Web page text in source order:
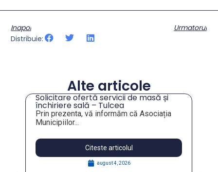
Inapoi
Urmatorul
Distribuie:
Alte articole
Solicitare ofertă servicii de masă și
închiriere sală – Tulcea
Prin prezenta, vă informăm că Asociația
Municipiilor...
Citeste articolul
august 4, 2026